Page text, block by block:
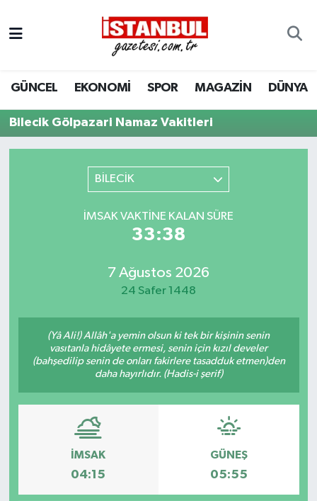
GÜNCEL EKONOMİ SPOR MAGAZİN DÜNYA
Bilecik Gölpazari Namaz Vakitleri
BİLECİK
İMSAK VAKTINE KALAN SÜRE
33:38
7 Ağustos 2026
24 Safer 1448
(Yâ Ali!) Allâh'a yemin olsun ki tek bir kişinin senin
vasıtanla hidâyete ermesi, senin için kızıl develer
(bahşedilip senin de onları fakirlere tasadduk etmen)den
daha hayırlıdır. (Hadis-i şerif)
İMSAK
04:15
GÜNEŞ
05:55
EKONOMİ
İSTANBUL
KÜLTÜR SANAT
BİLİM VE TEKNOLOJİ
OTOMOBİL
KURUMSAL
Nöbetçi Eczaneler
Hava Durumu
Trafik Durumu
Son Dakika Haberleri